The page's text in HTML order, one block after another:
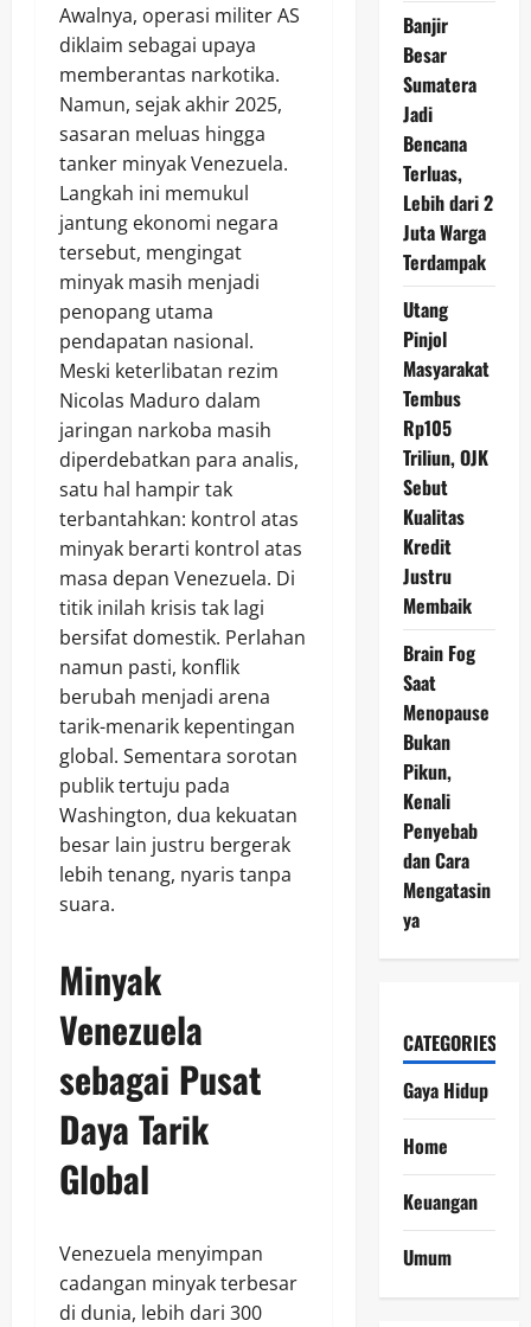
Awalnya, operasi militer AS
diklaim sebagai upaya
memberantas narkotika.
Namun, sejak akhir 2025,
sasaran meluas hingga
tanker minyak Venezuela.
Langkah ini memukul
jantung ekonomi negara
tersebut, mengingat
minyak masih menjadi
penopang utama
pendapatan nasional.
Meski keterlibatan rezim
Nicolas Maduro dalam
jaringan narkoba masih
diperdebatkan para analis,
satu hal hampir tak
terbantahkan: kontrol atas
minyak berarti kontrol atas
masa depan Venezuela. Di
titik inilah krisis tak lagi
bersifat domestik. Perlahan
namun pasti, konflik
berubah menjadi arena
tarik-menarik kepentingan
global. Sementara sorotan
publik tertuju pada
Washington, dua kekuatan
besar lain justru bergerak
lebih tenang, nyaris tanpa
suara.
Minyak
Venezuela
sebagai Pusat
Daya Tarik
Global
Venezuela menyimpan
cadangan minyak terbesar
di dunia, lebih dari 300
Banjir
Besar
Sumatera
Jadi
Bencana
Terluas,
Lebih dari 2
Juta Warga
Terdampak
Utang
Pinjol
Masyarakat
Tembus
Rp105
Triliun, OJK
Sebut
Kualitas
Kredit
Justru
Membaik
Brain Fog
Saat
Menopause
Bukan
Pikun,
Kenali
Penyebab
dan Cara
Mengatasin
ya
CATEGORIES
Gaya Hidup
Home
Keuangan
Umum